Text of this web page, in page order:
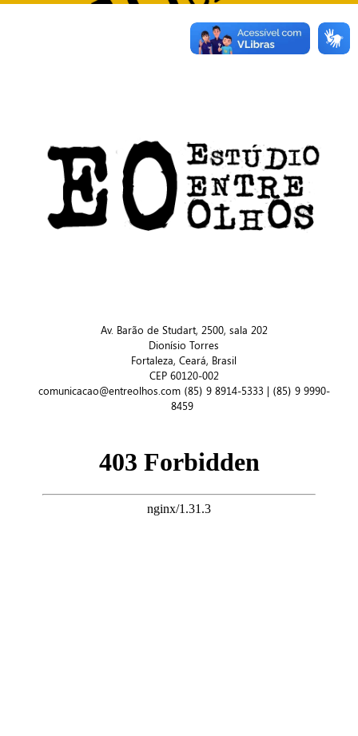
Av. Barão de Studart, 2500, sala 202
Dionísio Torres
Fortaleza, Ceará, Brasil
CEP 60120-002
comunicacao@entreolhos.com (85) 9 8914-5333 | (85) 9 9990-
8459